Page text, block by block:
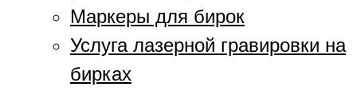
Маркеры для бирок
Услуга лазерной гравировки на
бирках